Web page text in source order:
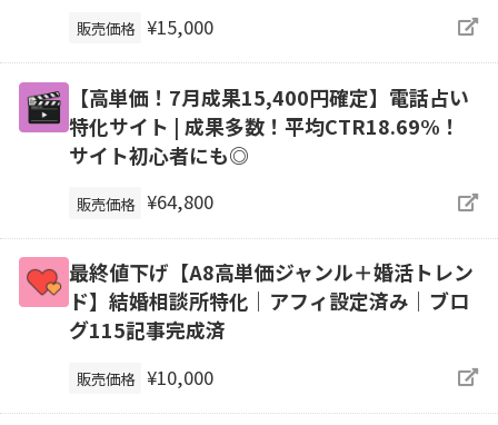
販売価格 ¥15,000
【高単価！7月成果15,400円確定】電話占い
特化サイト | 成果多数！平均CTR18.69%！
サイト初心者にも◎
販売価格 ¥64,800
最終値下げ【A8高単価ジャンル＋婚活トレン
ド】結婚相談所特化｜アフィ設定済み｜ブロ
グ115記事完成済
販売価格 ¥10,000